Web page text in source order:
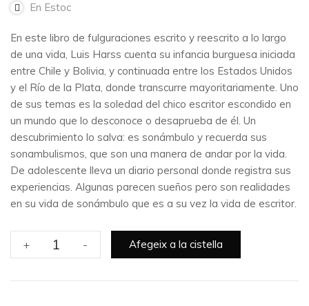
En Estoc
En este libro de fulguraciones escrito y reescrito a lo largo
de una vida, Luis Harss cuenta su infancia burguesa iniciada
entre Chile y Bolivia, y continuada entre los Estados Unidos
y el Río de la Plata, donde transcurre mayoritariamente. Uno
de sus temas es la soledad del chico escritor escondido en
un mundo que lo desconoce o desaprueba de él. Un
descubrimiento lo salva: es sonámbulo y recuerda sus
sonambulismos, que son una manera de andar por la vida.
De adolescente lleva un diario personal donde registra sus
experiencias. Algunas parecen sueños pero son realidades
en su vida de sonámbulo que es a su vez la vida de escritor.
+
quantitat
de
- Afegeix a la cistella